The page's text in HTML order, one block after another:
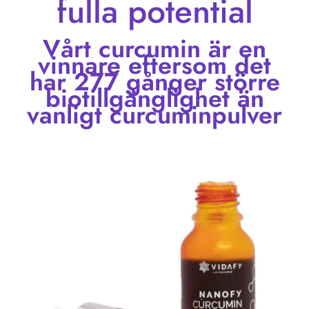
fulla potential
Vårt curcumin är en
vinnare eftersom det
har 277 gånger större
biotillgänglighet än
vanligt curcuminpulver